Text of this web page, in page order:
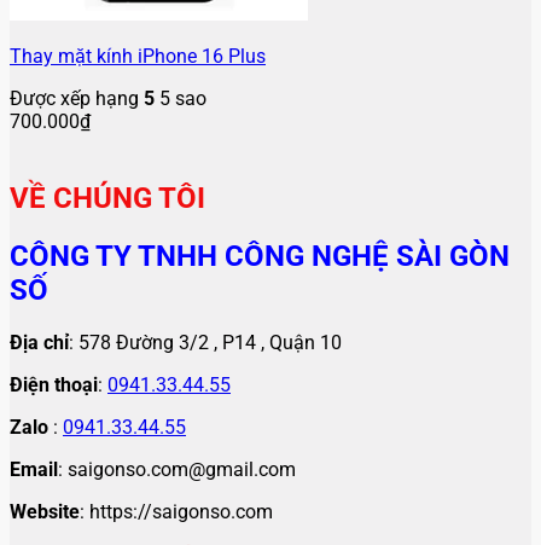
Thay mặt kính iPhone 16 Plus
Được xếp hạng 5 5 sao
700.000₫
VỀ CHÚNG TÔI
CÔNG TY TNHH CÔNG NGHỆ SÀI GÒN
SỐ
Địa chỉ: 578 Đường 3/2 , P14 , Quận 10
Điện thoại: 0941.33.44.55
Zalo : 0941.33.44.55
Email: saigonso.com@gmail.com
Website: https://saigonso.com